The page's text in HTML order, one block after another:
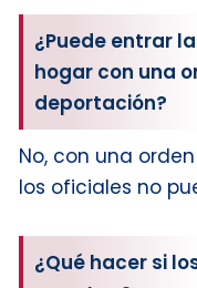
¿Puede entrar
hogar con una
deportación?
No, con una
los oficiales no
¿Qué hacer si